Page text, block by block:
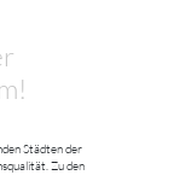
Städten der
Zu den